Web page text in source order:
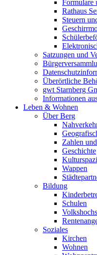
Formulare
Rathaus
Steuern
Satzungen und
Überörtliche
gwt Starnberg
Informationen
Leben & Wohnen
Über Berg
Zahlen
Geschichte
Wappen
Bildung
Schulen
Soziales
Kirchen
Wohnen